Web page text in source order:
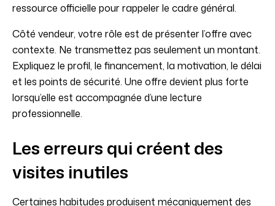
ressource officielle pour rappeler le cadre général.
Côté vendeur, votre rôle est de présenter l’offre avec
contexte. Ne transmettez pas seulement un montant.
Expliquez le profil, le financement, la motivation, le délai
et les points de sécurité. Une offre devient plus forte
lorsqu’elle est accompagnée d’une lecture
professionnelle.
Les erreurs qui créent des
visites inutiles
Certaines habitudes produisent mécaniquement des